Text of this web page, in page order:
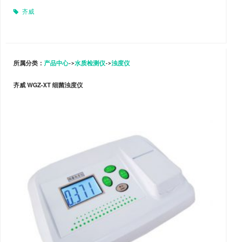
齐威
所属分类： 产品中心->水质检测仪->浊度仪
齐威 WGZ-XT 细菌浊度仪